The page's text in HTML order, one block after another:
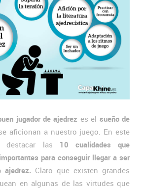
jugador de ajedrez es el sueño de
aficionan a nuestro juego. En este
destacar las 10 cualidades que
para conseguir llegar a ser
ajedrez. Claro que existen grandes
en algunas de las virtudes que